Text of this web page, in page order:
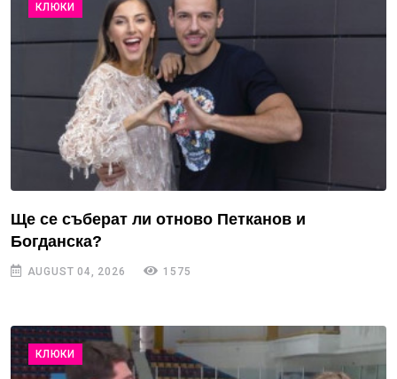
КЛЮКИ
Ще се съберат ли отново Петканов и
Богданска?
AUGUST 04, 2026 1575
КЛЮКИ